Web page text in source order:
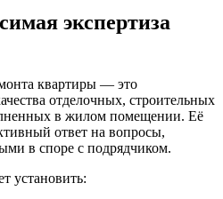
экспертиза
квартиры — это
отделочных, строительных
в жилом помещении. Её
ответ на вопросы,
в споре с подрядчиком.
установить: